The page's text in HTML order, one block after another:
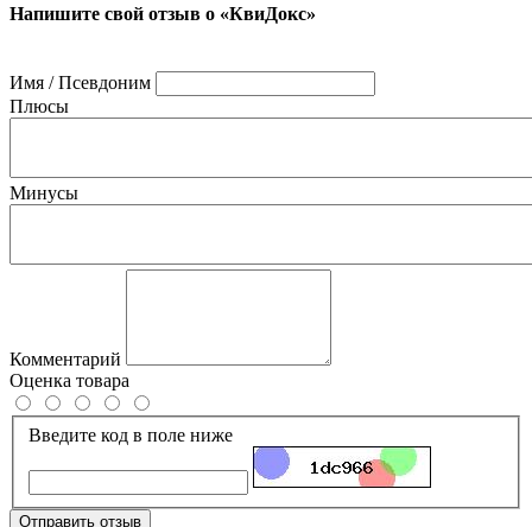
Напишите свой отзыв о «КвиДокс»
Имя / Псевдоним
Плюсы
Минусы
Комментарий
Оценка товара
Введите код в поле ниже
Отправить отзыв